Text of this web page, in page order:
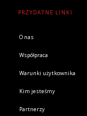
PRZYDATNE LINKI
O nas
Współpraca
Warunki użytkownika
Kim jesteśmy
Partnerzy